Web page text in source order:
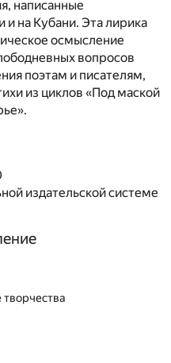
написанные
и на Кубани. Эта лирика
осмысление
вопросов
поэтам и писателям,
из циклов «Под маской
издательской системе